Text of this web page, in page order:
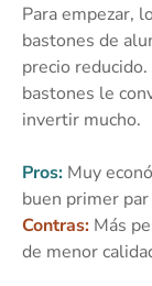
Para empezar,
bastones de
precio
bastones le
invertir mucho.
Pros: Muy
buen primer
Contras: Más
de menor